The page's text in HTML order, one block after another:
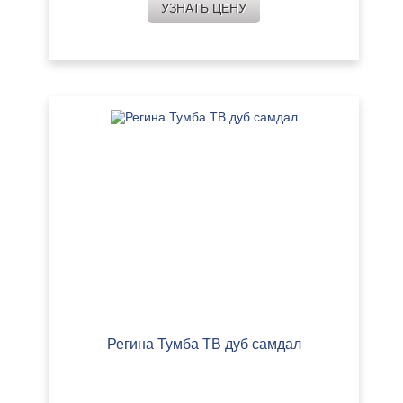
УЗНАТЬ ЦЕНУ
Регина Тумба ТВ дуб самдал